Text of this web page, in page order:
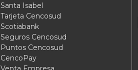
Santa Isabel
Tarjeta Cencosud
Scotiabank
Seguros Cencosud
Puntos Cencosud
CencoPay